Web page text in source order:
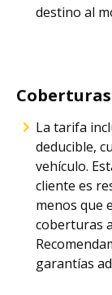
destino al
La tarifa
deducible,
vehículo.
cliente es
menos que
coberturas
garantías